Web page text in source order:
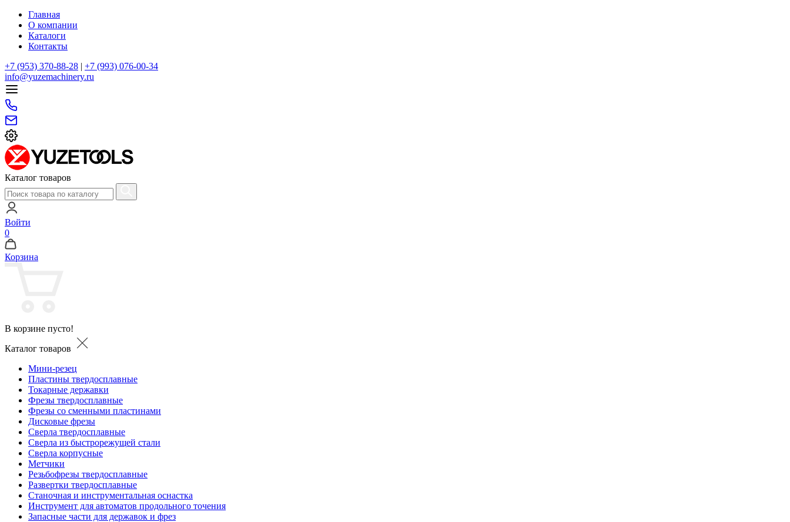
Главная
О компании
Каталоги
Контакты
+7 (953) 370-88-28 | +7 (993) 076-00-34
info@yuzemachinery.ru
Каталог товаров
Войти
0
Корзина
В корзине пусто!
Каталог товаров
Мини-резец
Пластины твердосплавные
Токарные державки
Фрезы твердосплавные
Фрезы со сменными пластинами
Дисковые фрезы
Сверла твердосплавные
Сверла из быстрорежущей стали
Сверла корпусные
Метчики
Резьбофрезы твердосплавные
Развертки твердосплавные
Станочная и инструментальная оснастка
Инструмент для автоматов продольного точения
Запасные части для державок и фрез